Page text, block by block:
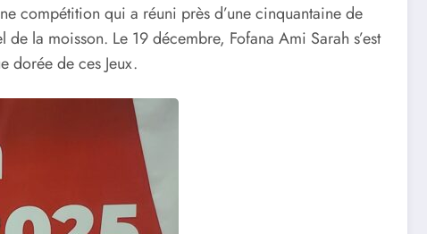
compétition qui a réuni près d’une cinquantaine de
la moisson. Le 19 décembre, Fofana Ami Sarah s’est
dorée de ces Jeux.